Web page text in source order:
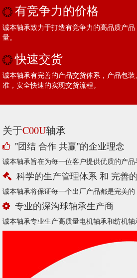
有竞争力的价格
诚本轴承致力于打造有竞争力的高品质产
量。
快速交货
诚本轴承有完善的产品交货体系，产品包
准，安全快速的实现交货流程。
关于C00U轴承
"团结 合作 共赢"的企业理念
诚本轴承旨在为每一位客户提供优质的产品
科学的生产管理体系 和 完善
诚本轴承将保证每一个出厂产品都是完美的
专业的深沟球轴承生产商
诚本轴承专业生产高质量电机轴承和纺机轴